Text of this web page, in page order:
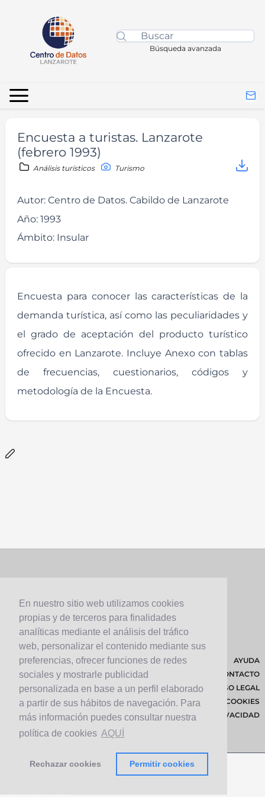
En nuestro sitio web utilizamos cookies
propias y de terceros para finalidades
analíticas mediante el análisis del tráfico
web, personalizar el contenido mediante sus
preferencias, ofrecer funciones de redes
sociales y mostrarle publicidad
personalizada en base a un perfil elaborado
a partir de sus hábitos de navegación. Para
más información puedes consultar nuestra
política de cookies AQUÍ
Rechazar cookies Permitir cookies
Búsqueda avanzada
Encuesta a turistas. Lanzarote
(febrero 1993)
Análisis turísticos Turismo
Autor: Centro de Datos. Cabildo de Lanzarote
Año: 1993
Ámbito: Insular
Encuesta para conocer las características de la
demanda turística, así como las peculiaridades y
el grado de aceptación del producto turístico
ofrecido en Lanzarote. Incluye Anexo con tablas
de frecuencias, cuestionarios, códigos y
metodología de la Encuesta.
AYUDA
CONTACTO
AVISO LEGAL
POLÍTICA DE COOKIES
POLÍTICA DE PRIVACIDAD
Cibernatural v1.3.4